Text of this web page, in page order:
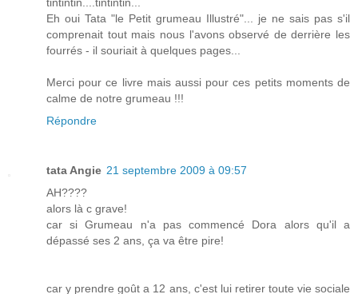
tintintin....tintintin...
Eh oui Tata "le Petit grumeau Illustré"... je ne sais pas s'il
comprenait tout mais nous l'avons observé de derrière les
fourrés - il souriait à quelques pages...
Merci pour ce livre mais aussi pour ces petits moments de
calme de notre grumeau !!!
Répondre
tata Angie 21 septembre 2009 à 09:57
AH????
alors là c grave!
car si Grumeau n'a pas commencé Dora alors qu'il a
dépassé ses 2 ans, ça va être pire!
car y prendre goût a 12 ans, c'est lui retirer toute vie sociale